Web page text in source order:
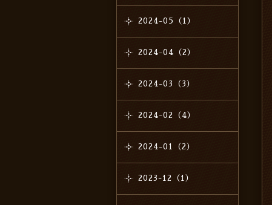
2024-05（1）
2024-04（2）
2024-03（3）
2024-02（4）
2024-01（2）
2023-12（1）